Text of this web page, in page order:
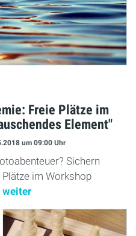
Freie Plätze im
Element"
um 09:00 Uhr
Sichern
im Workshop
weiter